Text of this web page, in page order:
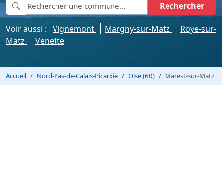
Rechercher
Voir aussi : Vignemont Margny-sur-Matz
Roye-sur-
Matz
Venette
Accueil Nord-Pas-de-Calais-Picardie Oise (60) Marest-sur-Matz